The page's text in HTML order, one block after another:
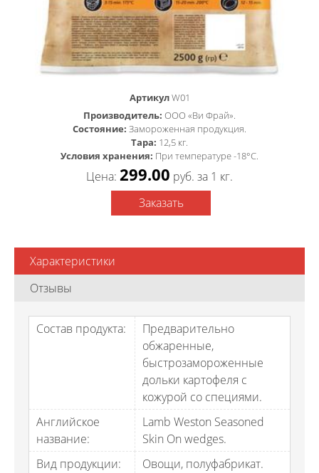
АртикулW01
Производитель: ООО «Ви Фрай».
Состояние: Замороженная продукция.
Тара: 12,5 кг.
Условия хранения: При температуре -18°C.
Цена: 299.00 pуб. за 1 кг.
Заказать
Характеристики
Отзывы
Состав продукта:
Предварительно
обжаренные,
быстрозамороженные
дольки картофеля с
кожурой со специями.
Английское
название:
Lamb Weston Seasoned
Skin On wedges.
Вид продукции:
Овощи, полуфабрикат.